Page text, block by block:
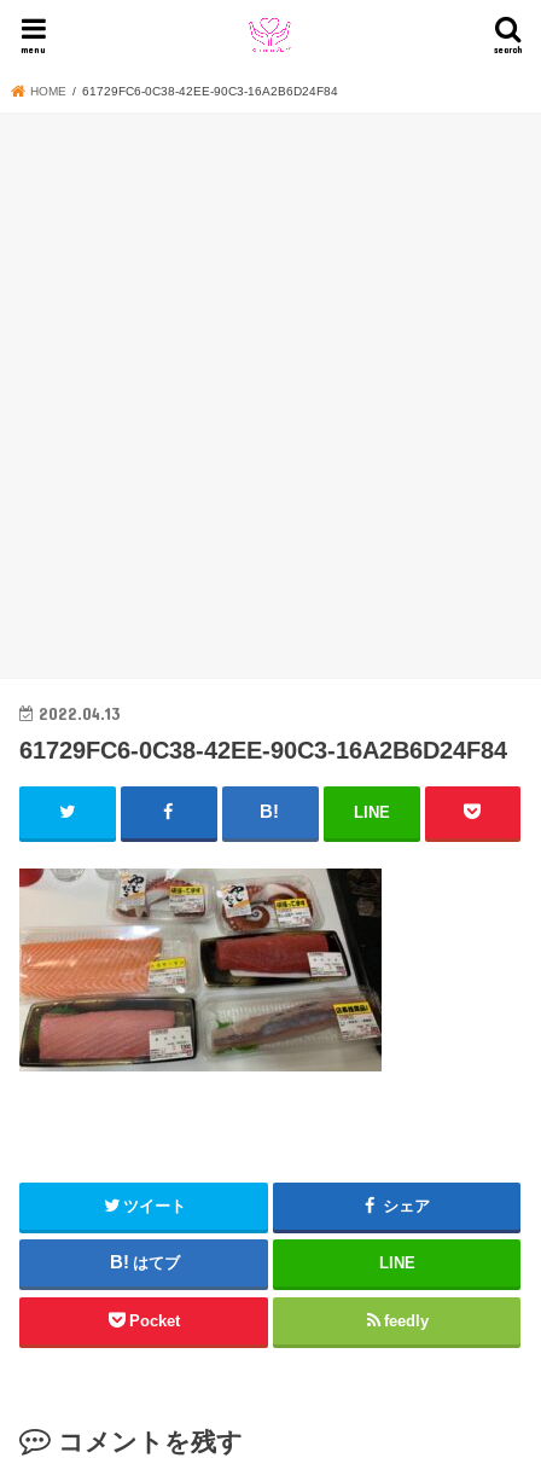
search
menu
HOME 61729FC6-0C38-42EE-90C3-16A2B6D24F84
2022.04.13
61729FC6-0C38-42EE-90C3-16A2B6D24F84
LINE
ツイート シェア
はてブ LINE
Pocket feedly
コメントを残す